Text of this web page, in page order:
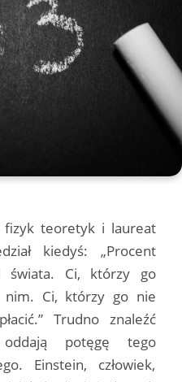
fizyk teoretyk i laureat
kiedyś: „Procent
świata. Ci, którzy go
nim. Ci, którzy go nie
Trudno znaleźć
potęgę tego
Einstein, człowiek,